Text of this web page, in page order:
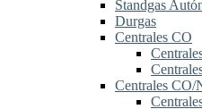
Standgas
Durgas
Centrales CO
Centrales CO/